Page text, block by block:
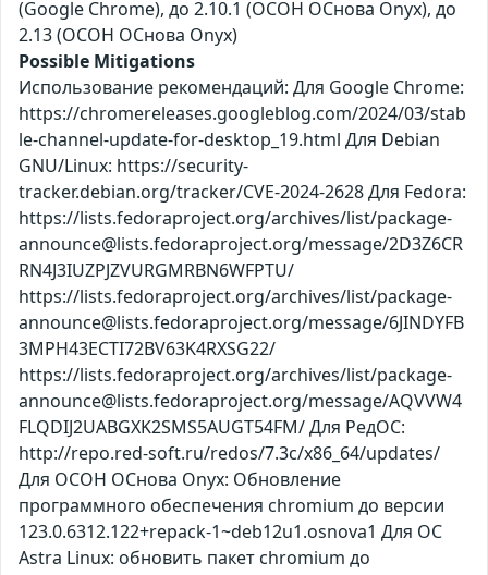
(Google Chrome), до 2.10.1 (ОСОН ОСнова Оnyx), до
2.13 (ОСОН ОСнова Оnyx)
Possible Mitigations
Использование рекомендаций: Для Google Chrome:
https://chromereleases.googleblog.com/2024/03/stab
le-channel-update-for-desktop_19.html Для Debian
GNU/Linux: https://security-
tracker.debian.org/tracker/CVE-2024-2628 Для Fedora:
https://lists.fedoraproject.org/archives/list/package-
announce@lists.fedoraproject.org/message/2D3Z6CR
RN4J3IUZPJZVURGMRBN6WFPTU/
https://lists.fedoraproject.org/archives/list/package-
announce@lists.fedoraproject.org/message/6JINDYFB
3MPH43ECTI72BV63K4RXSG22/
https://lists.fedoraproject.org/archives/list/package-
announce@lists.fedoraproject.org/message/AQVVW4
FLQDIJ2UABGXK2SMS5AUGT54FM/ Для РедОС:
http://repo.red-soft.ru/redos/7.3c/x86_64/updates/
Для ОСОН ОСнова Оnyx: Обновление
программного обеспечения chromium до версии
123.0.6312.122+repack-1~deb12u1.osnova1 Для ОС
Astra Linux: обновить пакет chromium до